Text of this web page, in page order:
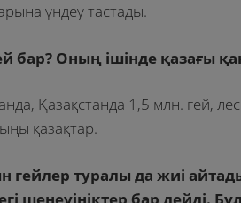
үндеу тастады.
бар? Оның ішінде қазағы
Қазақстанда 1,5 млн. гей,
қазақтар.
гейлер туралы да жиі
шенеуініктер бар дейді.